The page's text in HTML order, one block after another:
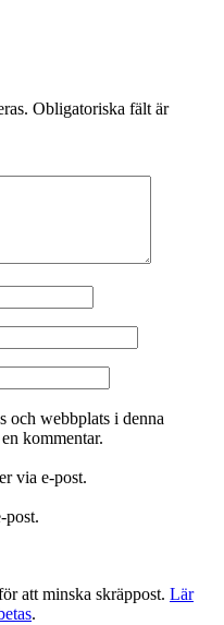
Obligatoriska fält är
och webbplats i denna
kommentar.
via e-post.
post.
att minska skräppost. Lär
.